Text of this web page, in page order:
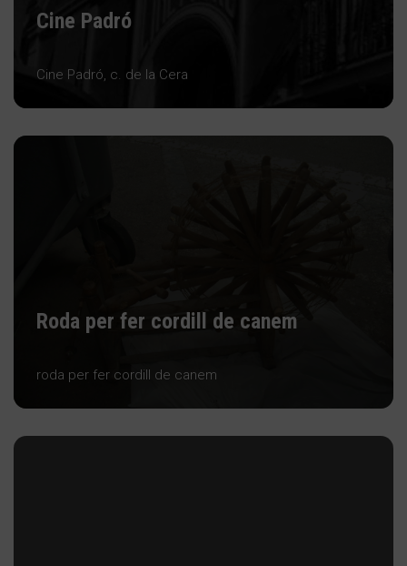
Cine Padró
Cine Padró, c. de la Cera
Roda per fer cordill de canem
roda per fer cordill de canem